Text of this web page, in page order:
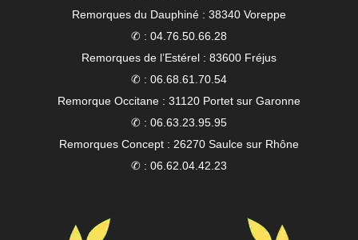
Remorques du Dauphiné : 38340 Voreppe
✆ : 04.76.50.66.28
Remorques de l’Estérel : 83600 Fréjus
✆ : 06.68.61.70.54
Remorque Occitane : 31120 Portet sur Garonne
✆ : 06.63.23.95.95
Remorques Concept : 26270 Saulce sur Rhône
✆ : 06.62.04.42.23